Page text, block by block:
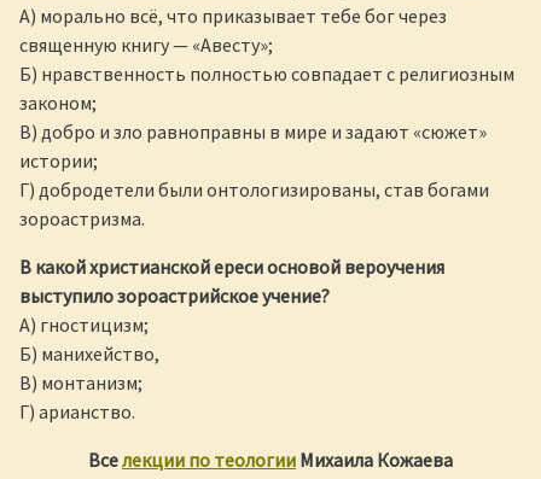
А) морально всё, что приказывает тебе бог через
священную книгу — «Авесту»;
Б) нравственность полностью совпадает с религиозным
законом;
В) добро и зло равноправны в мире и задают «сюжет»
истории;
Г) добродетели были онтологизированы, став богами
зороастризма.
В какой христианской ереси основой вероучения
выступило зороастрийское учение?
А) гностицизм;
Б) манихейство,
В) монтанизм;
Г) арианство.
Вселекции по теологии Михаила Кожаева